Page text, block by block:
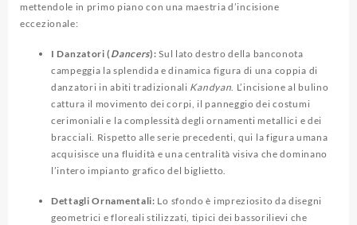
mettendole in primo piano con una maestria d’incisione
eccezionale:
I Danzatori ( Dancers): Sul lato destro della banconota
campeggia la splendida e dinamica figura di una coppia di
danzatori in abiti tradizionali Kandyan. L’incisione al bulino
cattura il movimento dei corpi, il panneggio dei costumi
cerimoniali e la complessità degli ornamenti metallici e dei
bracciali. Rispetto alle serie precedenti, qui la figura umana
acquisisce una fluidità e una centralità visiva che dominano
l’intero impianto grafico del biglietto.
Dettagli Ornamentali: Lo sfondo è impreziosito da disegni
geometrici e floreali stilizzati, tipici dei bassorilievi che